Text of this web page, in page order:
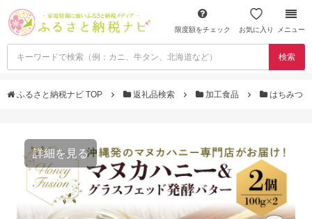
限度額をチェック お気に入り メニュー
検索
ふるさと納税ナビ TOP 返礼品検索 加工食品 はちみつ
詳細を見る